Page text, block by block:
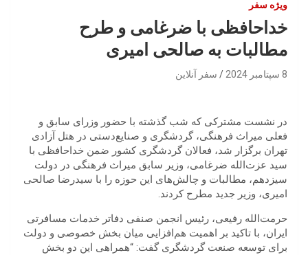
ویژه سفر
خداحافظی با ضرغامی و طرح
مطالبات به صالحی امیری
8 سپتامبر 2024 سفر آنلاین
در نشست مشترکی که شب گذشته با حضور وزرای سابق و
فعلی میراث فرهنگی، گردشگری و صنایع‌دستی در هتل آزادی
تهران برگزار شد، فعالان گردشگری کشور ضمن خداحافظی با
سید عزت‌الله ضرغامی، وزیر سابق میراث فرهنگی در دولت
سیزدهم، مطالبات و چالش‌های این حوزه را با سیدرضا صالحی
امیری، وزیر جدید مطرح کردند.
حرمت‌الله رفیعی، رئیس انجمن صنفی دفاتر خدمات مسافرتی
ایران، با تاکید بر اهمیت هم‌افزایی میان بخش خصوصی و دولت
برای توسعه صنعت گردشگری گفت: “همراهی این دو بخش